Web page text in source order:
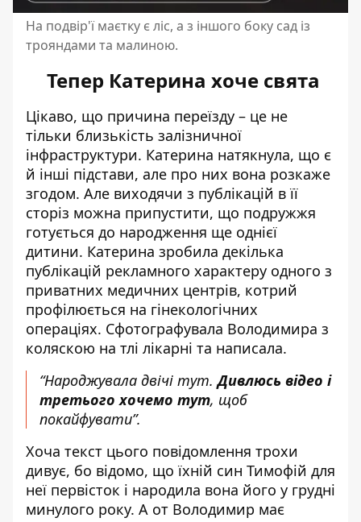
На подвір'ї маєтку є ліс, а з іншого боку сад із
трояндами та малиною.
Тепер Катерина хоче свята
Цікаво, що причина переїзду – це не
тільки близькість залізничної
інфраструктури. Катерина натякнула, що є
й інші підстави, але про них вона розкаже
згодом. Але виходячи з публікацій в її
сторіз можна припустити, що подружжя
готується до народження ще однієї
дитини. Катерина зробила декілька
публікацій рекламного характеру одного з
приватних медичних центрів, котрий
профілюється на гінекологічних
операціях. Сфотографувала Володимира з
коляскою на тлі лікарні та написала.
“Народжувала двічі тут.Дивлюсь відео і
третього хочемо тут, щоб
покайфувати”.
Хоча текст цього повідомлення трохи
дивує, бо відомо, що їхній син Тимофій для
неї первісток і народила вона його у грудні
минулого року. А от Володимир має